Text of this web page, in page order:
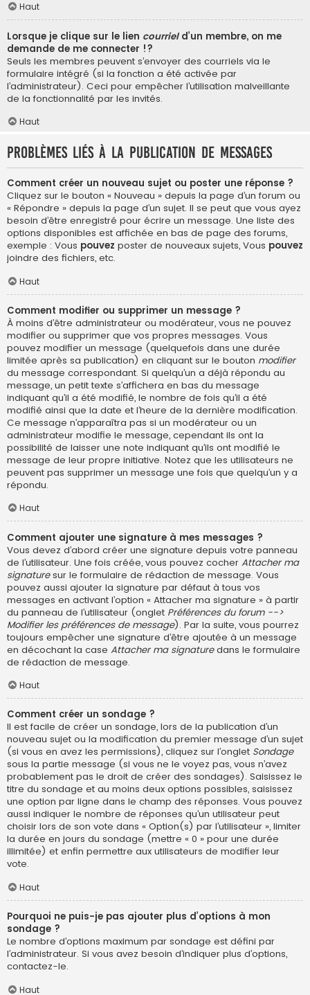
Haut
Lorsque je clique sur le lien courrield’un membre, on me
demande de me connecter !?
Seuls les membres peuvent s’envoyer des courriels via le
formulaire intégré (si la fonction a été activée par
l’administrateur). Ceci pour empêcher l’utilisation malveillante
de la fonctionnalité par les invités.
Haut
Problèmes liés à la publication de messages
Comment créer un nouveau sujet ou poster une réponse ?
Cliquez sur le bouton « Nouveau » depuis la page d’un forum ou
« Répondre » depuis la page d’un sujet. Il se peut que vous ayez
besoin d’être enregistré pour écrire un message. Une liste des
options disponibles est affichée en bas de page des forums,
exemple : Vous pouvez poster de nouveaux sujets, Vous pouvez
joindre des fichiers, etc.
Haut
Comment modifier ou supprimer un message ?
À moins d’être administrateur ou modérateur, vous ne pouvez
modifier ou supprimer que vos propres messages. Vous
pouvez modifier un message (quelquefois dans une durée
limitée après sa publication) en cliquant sur le bouton modifier
du message correspondant. Si quelqu’un a déjà répondu au
message, un petit texte s’affichera en bas du message
indiquant qu’il a été modifié, le nombre de fois qu’il a été
modifié ainsi que la date et l’heure de la dernière modification.
Ce message n’apparaîtra pas si un modérateur ou un
administrateur modifie le message, cependant ils ont la
possibilité de laisser une note indiquant qu’ils ont modifié le
message de leur propre initiative. Notez que les utilisateurs ne
peuvent pas supprimer un message une fois que quelqu’un y a
répondu.
Haut
Comment ajouter une signature à mes messages ?
Vous devez d’abord créer une signature depuis votre panneau
de l’utilisateur. Une fois créée, vous pouvez cocher Attacher ma
signaturesur le formulaire de rédaction de message. Vous
pouvez aussi ajouter la signature par défaut à tous vos
messages en activant l’option « Attacher ma signature » à partir
du panneau de l’utilisateur (onglet Préférences du forum -->
Modifier les préférences de message). Par la suite, vous pourrez
toujours empêcher une signature d’être ajoutée à un message
en décochant la case Attacher ma signaturedans le formulaire
de rédaction de message.
Haut
Comment créer un sondage ?
Il est facile de créer un sondage, lors de la publication d’un
nouveau sujet ou la modification du premier message d’un sujet
(si vous en avez les permissions), cliquez sur l’onglet Sondage
sous la partie message (si vous ne le voyez pas, vous n’avez
probablement pas le droit de créer des sondages). Saisissez le
titre du sondage et au moins deux options possibles, saisissez
une option par ligne dans le champ des réponses. Vous pouvez
aussi indiquer le nombre de réponses qu’un utilisateur peut
choisir lors de son vote dans « Option(s) par l’utilisateur », limiter
la durée en jours du sondage (mettre « 0 » pour une durée
illimitée) et enfin permettre aux utilisateurs de modifier leur
vote.
Haut
Pourquoi ne puis-je pas ajouter plus d’options à mon
sondage ?
Le nombre d’options maximum par sondage est défini par
l’administrateur. Si vous avez besoin d’indiquer plus d’options,
contactez-le.
Haut